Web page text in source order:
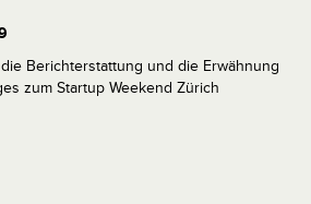
Berichterstattung und die Erwähnung
zum Startup Weekend Zürich